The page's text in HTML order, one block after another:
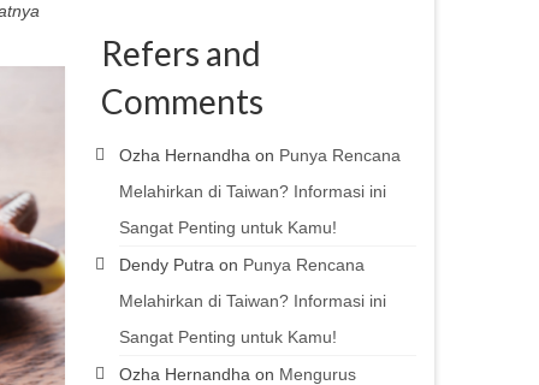
Refers and
Comments
Ozha Hernandha on Punya Rencana
Melahirkan di Taiwan? Informasi ini
Sangat Penting untuk Kamu!
Dendy Putra on Punya Rencana
Melahirkan di Taiwan? Informasi ini
Sangat Penting untuk Kamu!
Ozha Hernandha on Mengurus